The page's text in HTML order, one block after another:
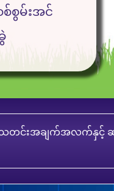
စ်စွမ်းအင်
တင်းအချက်အလက်နှင့်